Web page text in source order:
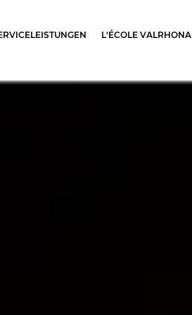
L'ÉCOLE VALRHONA